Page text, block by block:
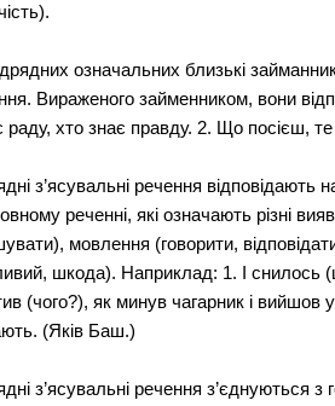
означальних близькі
Вираженого займенником, вони
раду, хто знає правду. 2. Що посієш,
з’ясувальні речення відповідають
реченні, які означають різні
мовлення (говорити,
шкода). Наприклад: 1. І снилось
(чого?), як минув чагарник і
(Яків Баш.)
з’ясувальні речення